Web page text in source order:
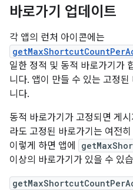
바로가기 업데이트
각 앱의 런처 아이콘에는
일한 정적 및 동적 바로가기가
니다. 앱이 만들 수 있는 고정
니다.
동적 바로가기가 고정되면 게
라도 고정된 바로가기는 여전
이렇게 하면 앱에
이상의 바로가기가 있을 수 있